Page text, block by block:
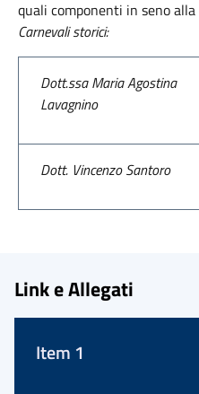
quali componenti in seno alla
Carnevali storici:
Dott.ssa Maria Agostina
Lavagnino
Dott. Vincenzo Santoro
Link e Allegati
Item 1